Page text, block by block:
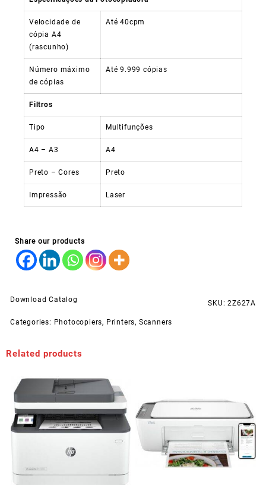
Velocidade de
cópia A4
(rascunho)
Até 40cpm
Número máximo
de cópias
Até 9.999 cópias
Filtros
Tipo Multifunções
A4 – A3 A4
Preto – Cores Preto
Impressão Laser
Share our products
Download Catalog SKU:2Z627A
Categories: Photocopiers, Printers, Scanners
Related products